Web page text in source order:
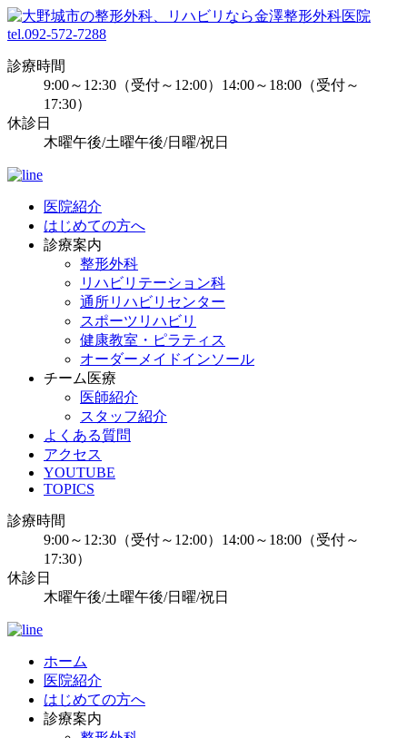
tel.092-572-7288
診療時間
9:00～12:30（受付～12:00）14:00～18:00（受付～
17:30）
休診日
木曜午後/土曜午後/日曜/祝日
医院紹介
はじめての方へ
診療案内
整形外科
リハビリテーション科
通所リハビリセンター
スポーツリハビリ
健康教室・ピラティス
オーダーメイドインソール
チーム医療
医師紹介
スタッフ紹介
よくある質問
アクセス
YOUTUBE
TOPICS
診療時間
9:00～12:30（受付～12:00）14:00～18:00（受付～
17:30）
休診日
木曜午後/土曜午後/日曜/祝日
ホーム
医院紹介
はじめての方へ
診療案内